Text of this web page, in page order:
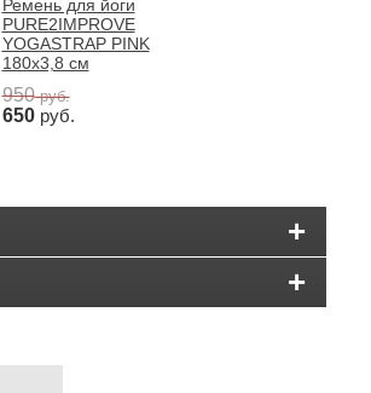
Ремень для йоги
PURE2IMPROVE
YOGASTRAP PINK
180x3,8 см
950руб.
650руб.